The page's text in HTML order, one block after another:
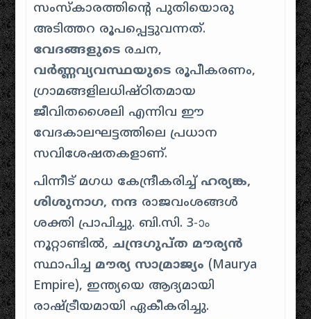
സംസ്കാരത്തിൻ്റെ പുതിയൊരു
അടിത്തറ രൂപപ്പെട്ടുവന്നത്.
വേദങ്ങളുടെ രചന,
വർണ്ണവ്യവസ്ഥയുടെ രൂപീകരണം,
ഗ്രാമങ്ങളിലധിഷ്ഠിതമായ
ജീവിതശൈലി എന്നിവ ഈ
വേദകാലഘട്ടത്തിലെ പ്രധാന
സവിശേഷതകളാണ്.
പിന്നീട് മഗധ കേന്ദ്രീകരിച്ച് ഹര്യങ്ക,
ശിശുനാഗ, നന്ദ രാജവംശങ്ങൾ
ശക്തി പ്രാപിച്ചു. ബി.സി. 3-ാം
നൂറ്റാണ്ടിൽ,ചന്ദ്രഗുപ്ത മൗര്യൻ
സ്ഥാപിച്ച മൗര്യ സാമ്രാജ്യം (Maurya
Empire), ഇന്ത്യയെ ആദ്യമായി
രാഷ്ട്രീയമായി ഏകീകരിച്ചു.